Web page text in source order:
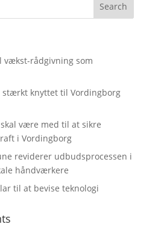
vækst-rådgivning som
stærkt knyttet til Vordingborg
være med til at sikre
i Vordingborg
reviderer udbudsprocessen i
håndværkere
til at bevise teknologi